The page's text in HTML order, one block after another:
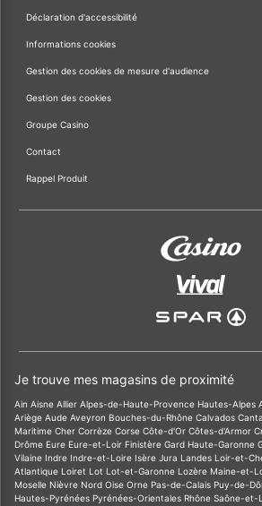
Déclaration d'accessibilité
Informations cookies
Gestion des cookies de mesure d'audience
Gestion des cookies
Groupe Casino
Contact
Rappel Produit
Je trouve mes magasins de proximité
Ain Aisne Allier Alpes-de-Haute-Provence Hautes-Alpes
Ariège Aude Aveyron Bouches-du-Rhône Calvados
Maritime Cher Corrèze Corse Côte-d'Or Côtes-d'Armor
Drôme Eure Eure-et-Loir Finistère Gard Haute-Garonne
Vilaine Indre Indre-et-Loire Isère Jura Landes Loir-et-
Atlantique Loiret Lot Lot-et-Garonne Lozère Maine-et-
Moselle Nièvre Nord Oise Orne Pas-de-Calais Puy-de-
Hautes-Pyrénées Pyrénées-Orientales Rhône Saône-et-